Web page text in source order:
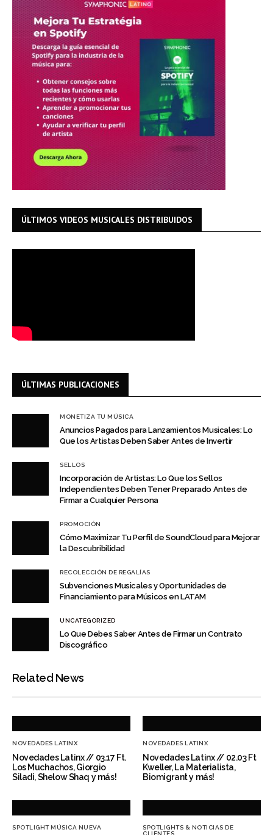
ÚLTIMOS VIDEOS MUSICALES DISTRIBUIDOS
ÚLTIMAS PUBLICACIONES
MONETIZA TU MÚSICA
Anuncios Pagados para Lanzamientos Musicales: Lo
Que los Artistas Deben Saber Antes de Invertir
SELLOS
Incorporación de Artistas: Lo Que los Sellos
Independientes Deben Tener Preparado Antes de
Firmar a Cualquier Persona
PROMOCIÓN
Cómo Maximizar Tu Perfil de SoundCloud para Mejorar
la Descubribilidad
RECOLECCIÓN DE REGALÍAS
Subvenciones Musicales y Oportunidades de
Financiamiento para Músicos en LATAM
UNCATEGORIZED
Lo Que Debes Saber Antes de Firmar un Contrato
Discográfico
Related News
NOVEDADES LATINX
Novedades Latinx // 03.17 Ft.
Los Muchachos, Giorgio
Siladi, Shelow Shaq y más!
NOVEDADES LATINX
Novedades Latinx // 02.03 Ft
Kweller, La Materialista,
Biomigrant y más!
SPOTLIGHT MÚSICA NUEVA
SPOTLIGHTS & NOTICIAS DE